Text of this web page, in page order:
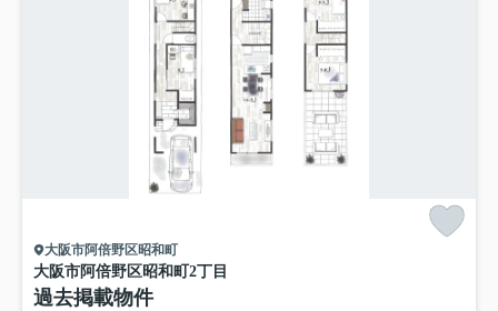
大阪市阿倍野区昭和町
大阪市阿倍野区昭和町2丁目
過去掲載物件